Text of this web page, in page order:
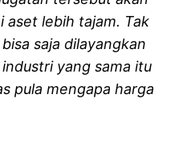
aset lebih tajam. Tak
saja dilayangkan
yang sama itu
pula mengapa harga